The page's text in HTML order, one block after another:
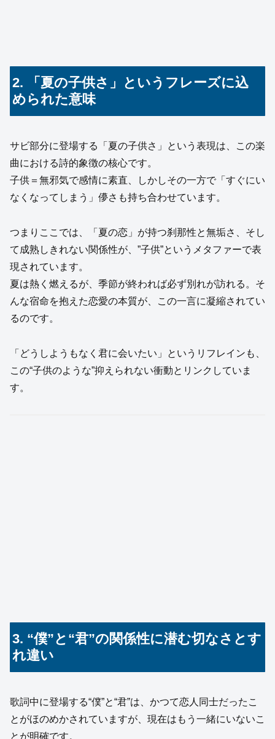
2. 「夏の子供さ」というフレーズに込
められた意味
サビ部分に登場する「夏の子供さ」という表現は、この楽
曲における詩的象徴の核心です。
子供＝無邪気で感情に素直、しかしその一方で「すぐにい
なくなってしまう」儚さも持ち合わせています。
つまりここでは、「夏の恋」が持つ刹那性と無垢さ、そし
て成熟しきれない関係性が、”子供”というメタファーで表
現されています。
夏は熱く燃えるが、季節が終われば必ず別れが訪れる。そ
んな宿命を抱えた恋愛の本質が、この一言に凝縮されてい
るのです。
「どうしようもなく君に会いたい」というリフレインも、
この“子供のような”抑えられない衝動とリンクしていま
す。
3. “僕”と“君”の関係性に潜む切なさとす
れ違い
歌詞中に登場する“僕”と“君”は、かつて恋人同士だったこ
とがほのめかされていますが、現在はもう一緒にいないこ
とが明確です。